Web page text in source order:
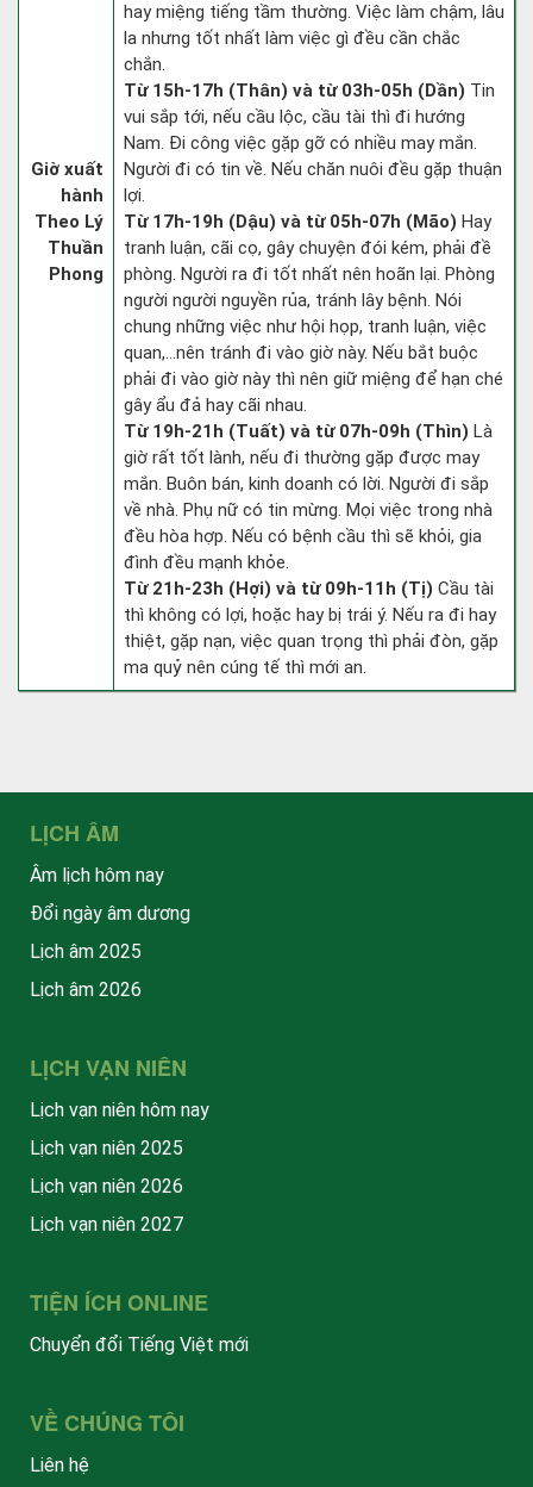
Giờ xuất
hành
Theo Lý
Thuần
Phong
hay miệng tiếng tầm thường. Việc làm chậm, lâu
la nhưng tốt nhất làm việc gì đều cần chắc
chắn.
Từ 15h-17h (Thân) và từ 03h-05h (Dần) Tin
vui sắp tới, nếu cầu lộc, cầu tài thì đi hướng
Nam. Đi công việc gặp gỡ có nhiều may mắn.
Người đi có tin về. Nếu chăn nuôi đều gặp thuận
lợi.
Từ 17h-19h (Dậu) và từ 05h-07h (Mão) Hay
tranh luận, cãi cọ, gây chuyện đói kém, phải đề
phòng. Người ra đi tốt nhất nên hoãn lại. Phòng
người người nguyền rủa, tránh lây bệnh. Nói
chung những việc như hội họp, tranh luận, việc
quan,…nên tránh đi vào giờ này. Nếu bắt buộc
phải đi vào giờ này thì nên giữ miệng để hạn ché
gây ẩu đả hay cãi nhau.
Từ 19h-21h (Tuất) và từ 07h-09h (Thìn) Là
giờ rất tốt lành, nếu đi thường gặp được may
mắn. Buôn bán, kinh doanh có lời. Người đi sắp
về nhà. Phụ nữ có tin mừng. Mọi việc trong nhà
đều hòa hợp. Nếu có bệnh cầu thì sẽ khỏi, gia
đình đều mạnh khỏe.
Từ 21h-23h (Hợi) và từ 09h-11h (Tị) Cầu tài
thì không có lợi, hoặc hay bị trái ý. Nếu ra đi hay
thiệt, gặp nạn, việc quan trọng thì phải đòn, gặp
ma quỷ nên cúng tế thì mới an.
LỊCH ÂM
Âm lịch hôm nay
Đổi ngày âm dương
Lịch âm 2025
Lịch âm 2026
LỊCH VẠN NIÊN
Lịch vạn niên hôm nay
Lịch vạn niên 2025
Lịch vạn niên 2026
Lịch vạn niên 2027
TIỆN ÍCH ONLINE
Chuyển đổi Tiếng Việt mới
VỀ CHÚNG TÔI
Liên hệ